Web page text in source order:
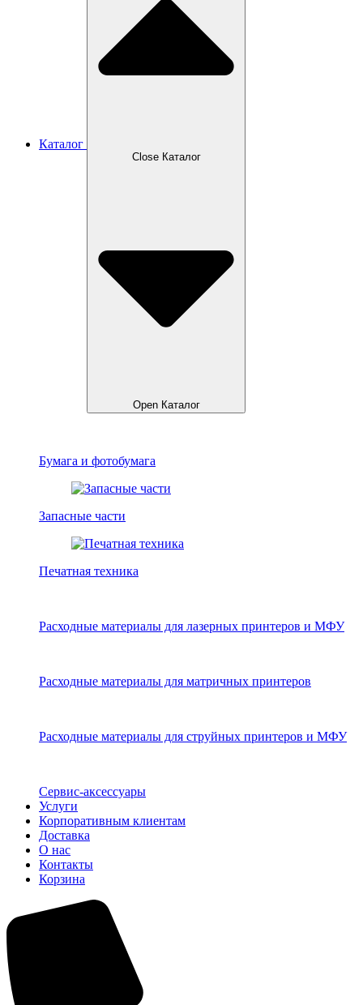
Каталог
Close Каталог
Open Каталог
Бумага и фотобумага
Запасные части
Печатная техника
Расходные материалы для лазерных принтеров и МФУ
Расходные материалы для матричных принтеров
Расходные материалы для струйных принтеров и МФУ
Сервис-аксессуары
Услуги
Корпоративным клиентам
Доставка
О нас
Контакты
Корзина